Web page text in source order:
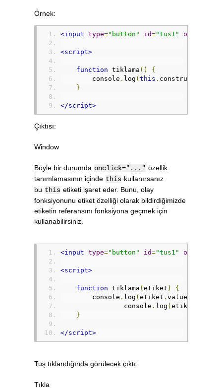
Örnek:
<input type="button" id="tus1" onclick
<script>
function tiklama ()
{
        console
. log (this . constructor
}
</script>
Çıktısı:
Window
Böyle bir durumda onclick="..." özellik
tanımlamasının içinde this kullanırsanız
bu this etiketi işaret eder. Bunu, olay
fonksiyonunu etiket özelliği olarak bildirdiğimizde
etiketin referansını fonksiyona geçmek için
kullanabilirsiniz.
<input type="button" id="tus1" onclick
<script>
function tiklama (etiket )
{
        console
. log (etiket . value
		console
. log (etiket
}
</script>
Tuş tıklandığında görülecek çıktı:
Tıkla